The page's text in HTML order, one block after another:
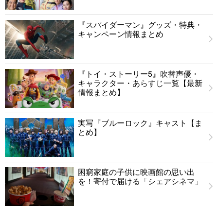
『スパイダーマン』グッズ・特典・
キャンペーン情報まとめ
『トイ・ストーリー5』吹替声優・
キャラクター・あらすじ一覧【最新
情報まとめ】
実写『ブルーロック』キャスト【ま
とめ】
困窮家庭の子供に映画館の思い出
を！寄付で届ける「シェアシネマ」